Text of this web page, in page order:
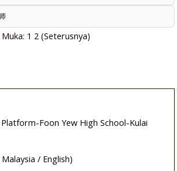
Muka: 1 2(Seterusnya)
Foon Yew High School-Kulai
/ English)